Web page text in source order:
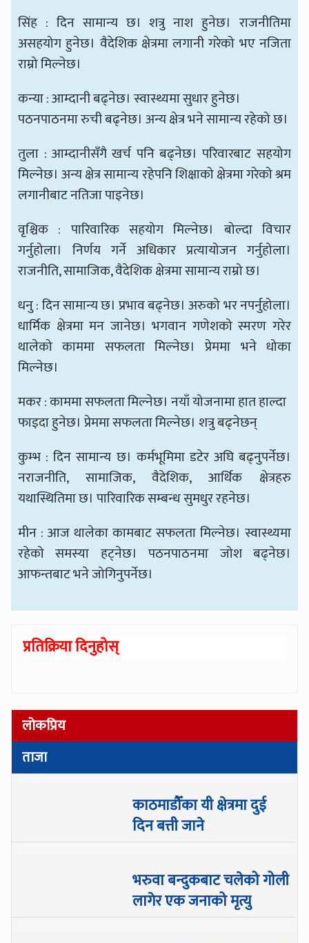
सिंह : दिन सामान्य छ। शत्रु नाश हुनेछ। राजनीतिमा
असहयोग हुनेछ। वैदेशिक क्षेत्रमा लगानी गरेको भए नजिता
राम्रो मिल्नेछ।
कन्या : आम्दानी बढ्नेछ। स्वास्थ्यमा सुधार हुनेछ।
पठनपाठनमा रुची बढ्नेछ। अन्य क्षेत्र भने सामान्य रहेको छ।
तुला : आम्दानीसँगै खर्च पनि बढ्नेछ। परिवारबाट सहयोग
मिल्नेछ। अन्य क्षेत्र सामान्य रहेपनि शिक्षाको क्षेत्रमा गरेको श्रम
लगानीबाट नतिजा पाइनेछ।
वृश्चिक : पारिवारिक सहयोग मिल्नेछ। बोल्दा विचार
गर्नुहोला। निर्णय गर्ने अधिकार प्रत्यायोजन गर्नुहोला।
राजनीति, सामाजिक, वैदेशिक क्षेत्रमा सामान्य राम्रो छ।
धनु : दिन सामान्य छ। प्रभाव बढ्नेछ। अरुको भर नपर्नुहोला।
धार्मिक क्षेत्रमा मन जानेछ। भगवान गणेशको स्मरण गरेर
थालेको काममा सफलता मिल्नेछ। प्रेममा भने धोका
मिल्नेछ।
मकर : काममा सफलता मिल्नेछ। नयाँ योजनामा हात हाल्दा
फाइदा हुनेछ। प्रेममा सफलता मिल्नेछ। शत्रु बढ्नेछन्
कुम्भ : दिन सामान्य छ। कर्मभूमिमा डटेर अघि बढ्नुपर्नेछ।
नराजनीति, सामाजिक, वैदेशिक, आर्थिक क्षेत्रहरु
यथास्थितिमा छ। पारिवारिक सम्बन्ध सुमधुर रहनेछ।
मीन : आज थालेका कामबाट सफलता मिल्नेछ। स्वास्थ्यमा
रहेको समस्या हट्नेछ। पठनपाठनमा जोश बढ्नेछ।
आफन्तबाट भने जोगिनुपर्नेछ।
प्रतिक्रिया दिनुहोस्
लोकप्रिय
ताजा
काठमाडौँका यी क्षेत्रमा दुई
दिन बत्ती जाने
भरुवा बन्दुकबाट चलेको गोली
लागेर एक जनाको मृत्यु